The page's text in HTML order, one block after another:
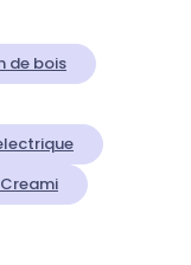
de bois